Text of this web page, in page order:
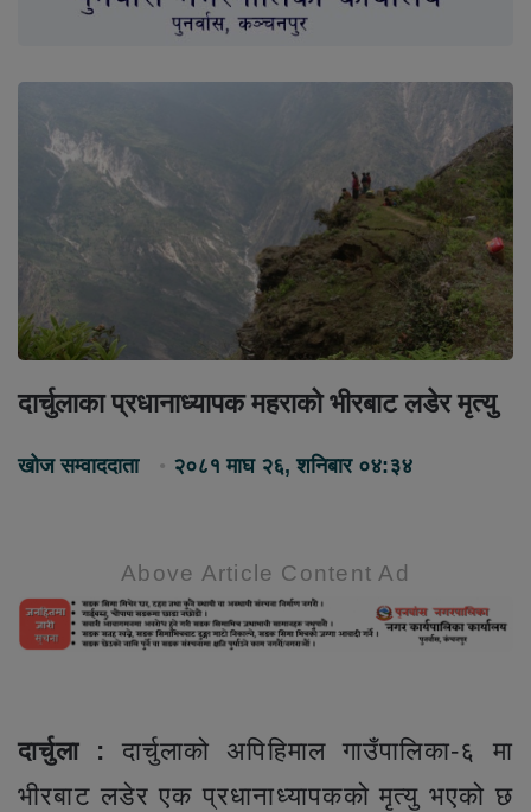
दार्चुलाका प्रधानाध्यापक महराको भीरबाट लडेर मृत्यु
खोज सम्वाददाता २०८१ माघ २६, शनिबार ०४:३४
Above Article Content Ad
दार्चुला :दार्चुलाको अपिहिमाल गाउँपालिका-६ मा
भीरबाट लडेर एक प्रधानाध्यापकको मृत्यु भएको छ